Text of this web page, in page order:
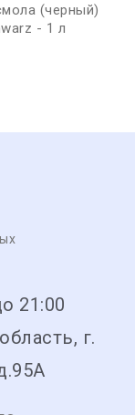
(черный)
- 1 л
21:00
г.